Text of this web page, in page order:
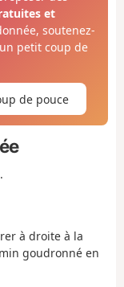
et
soutenez-
petit coup de
de pouce
à droite à la
goudronné en